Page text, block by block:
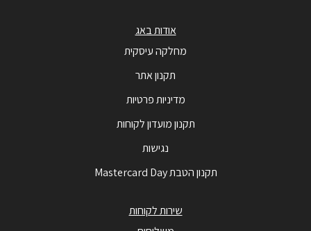
אודות באג
מחלקה עיסקית
תקנון אתר
מדיניות פרטיות
תקנון מועדון לקוחות
נגישות
תקנון הטבת Mastercard Day
שירות לקוחות